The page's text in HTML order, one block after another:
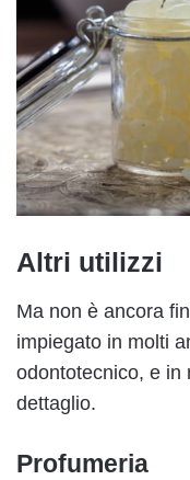
Altri utilizzi
Ma non è ancora
impiegato in molti
odontotecnico, e in
dettaglio.
Profumeria